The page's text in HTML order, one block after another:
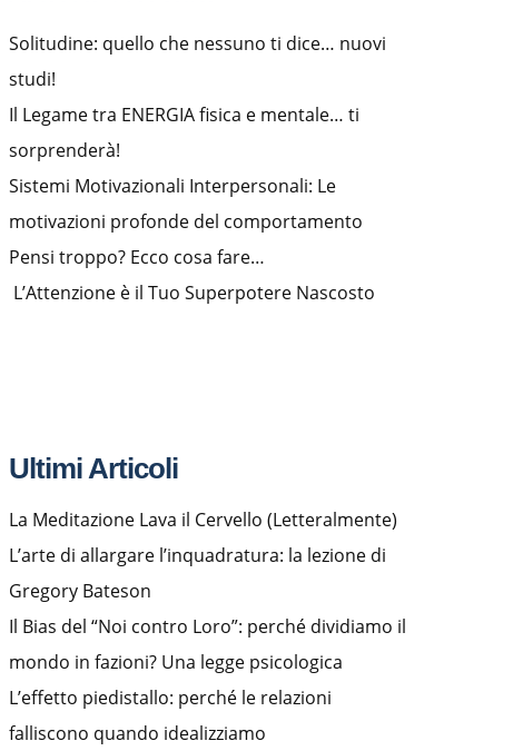
Solitudine: quello che nessuno ti dice… nuovi
studi!
Il Legame tra ENERGIA fisica e mentale… ti
sorprenderà!
Sistemi Motivazionali Interpersonali: Le
motivazioni profonde del comportamento
Pensi troppo? Ecco cosa fare…
L’Attenzione è il Tuo Superpotere Nascosto
Ultimi Articoli
La Meditazione Lava il Cervello (Letteralmente)
L’arte di allargare l’inquadratura: la lezione di
Gregory Bateson
Il Bias del “Noi contro Loro”: perché dividiamo il
mondo in fazioni? Una legge psicologica
L’effetto piedistallo: perché le relazioni
falliscono quando idealizziamo